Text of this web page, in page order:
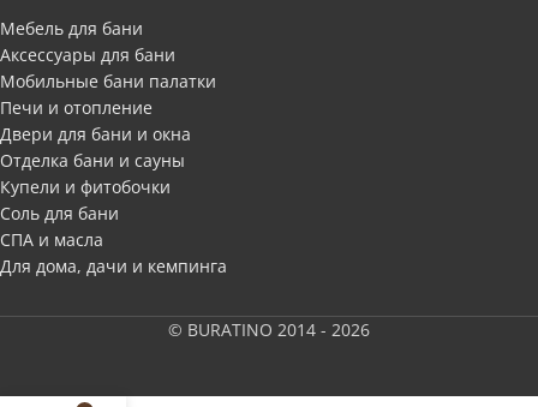
Мебель для бани
Аксессуары для бани
Мобильные бани палатки
Печи и отопление
Двери для бани и окна
Отделка бани и сауны
Купели и фитобочки
Соль для бани
СПА и масла
Для дома, дачи и кемпинга
© BURATINO 2014 - 2026